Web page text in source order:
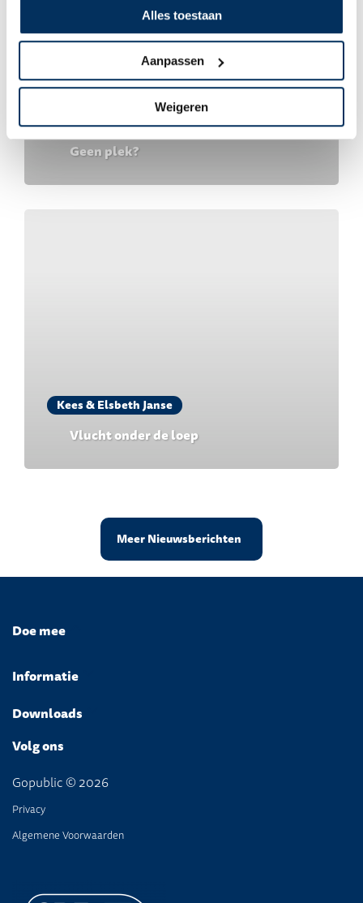
Alles toestaan
Aanpassen
Weigeren
Kees & Elsbeth Janse
Geen plek?
Kees & Elsbeth Janse
Vlucht onder de loep
Meer Nieuwsberichten
Doe mee
Informatie
Downloads
Volg ons
Gopublic © 2026
Privacy
Algemene Voorwaarden